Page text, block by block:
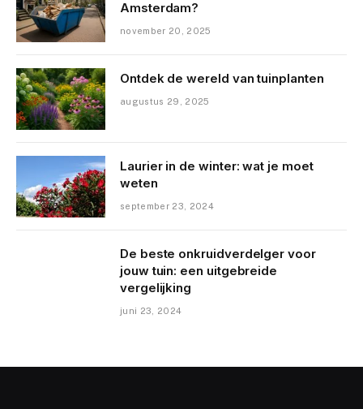
Amsterdam?
november 20, 2025
Ontdek de wereld van tuinplanten
augustus 29, 2025
Laurier in de winter: wat je moet
weten
september 23, 2024
De beste onkruidverdelger voor
jouw tuin: een uitgebreide
vergelijking
juni 23, 2024